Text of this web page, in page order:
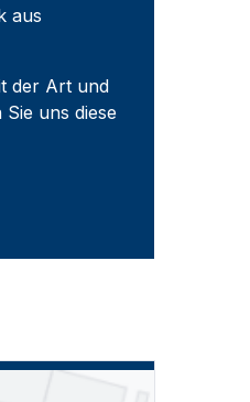
aus
der Art und
uns diese